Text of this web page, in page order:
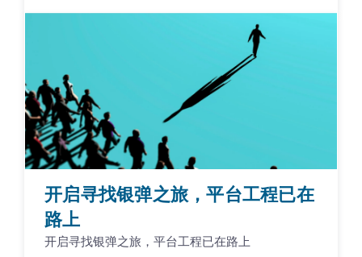
开启寻找银弹之旅，平台工程已在
路上
开启寻找银弹之旅，平台工程已在路上